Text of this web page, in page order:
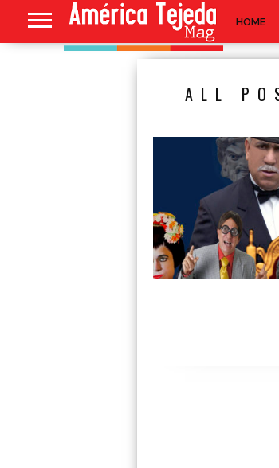
HOME
ALL